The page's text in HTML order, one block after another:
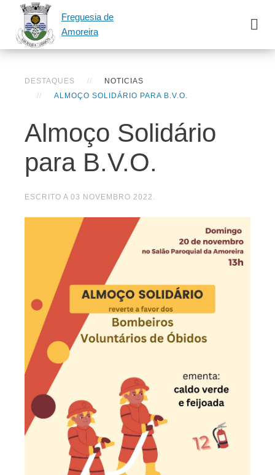
Freguesia de
Amoreira
DESTAQUES
NOTICIAS
ALMOÇO SOLIDÁRIO PARA B.V.O.
Almoço Solidário
para B.V.O.
ESCRITO A 03 NOVEMBRO 2022 .